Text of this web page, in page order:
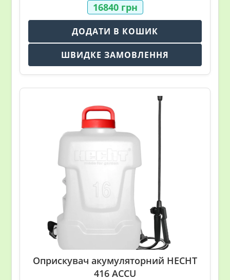
16840 грн
ДОДАТИ В КОШИК
ШВИДКЕ ЗАМОВЛЕННЯ
Оприскувач акумуляторний HECHT
416 ACCU